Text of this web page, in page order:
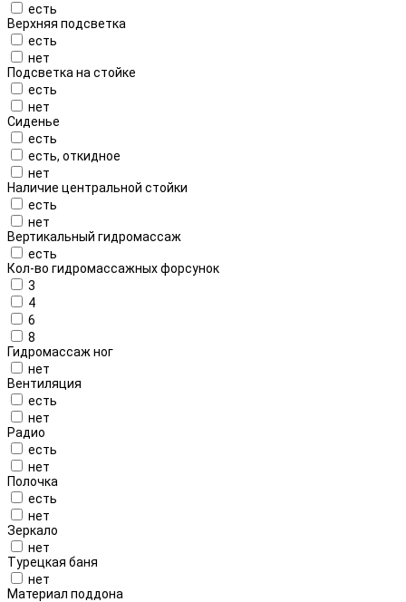
есть
Верхняя подсветка
есть
нет
Подсветка на стойке
есть
нет
Сиденье
есть
есть, откидное
нет
Наличие центральной стойки
есть
нет
Вертикальный гидромассаж
есть
Кол-во гидромассажных форсунок
3
4
6
8
Гидромассаж ног
нет
Вентиляция
есть
нет
Радио
есть
нет
Полочка
есть
нет
Зеркало
нет
Турецкая баня
нет
Материал поддона